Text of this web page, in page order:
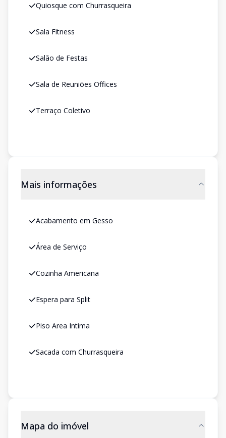
Quiosque com Churrasqueira
Sala Fitness
Salão de Festas
Sala de Reuniões Offices
Terraço Coletivo
Mais informações
Acabamento em Gesso
Área de Serviço
Cozinha Americana
Espera para Split
Piso Area Intima
Sacada com Churrasqueira
Mapa do imóvel